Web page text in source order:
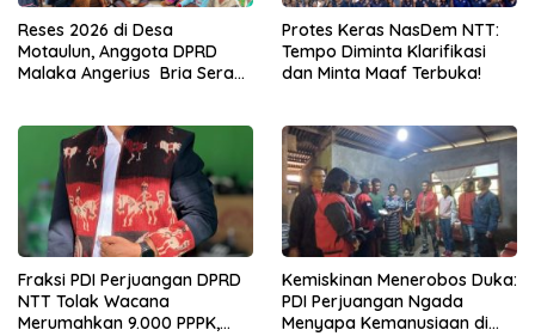
Reses 2026 di Desa
Motaulun, Anggota DPRD
Malaka Angerius Bria Serap
Protes Keras NasDem NTT:
Tempo Diminta Klarifikasi
dan Minta Maaf Terbuka!
Fraksi PDI Perjuangan DPRD
NTT Tolak Wacana
Merumahkan 9.000 PPPK,
Kemiskinan Menerobos Duka:
PDI Perjuangan Ngada
Menyapa Kemanusiaan di